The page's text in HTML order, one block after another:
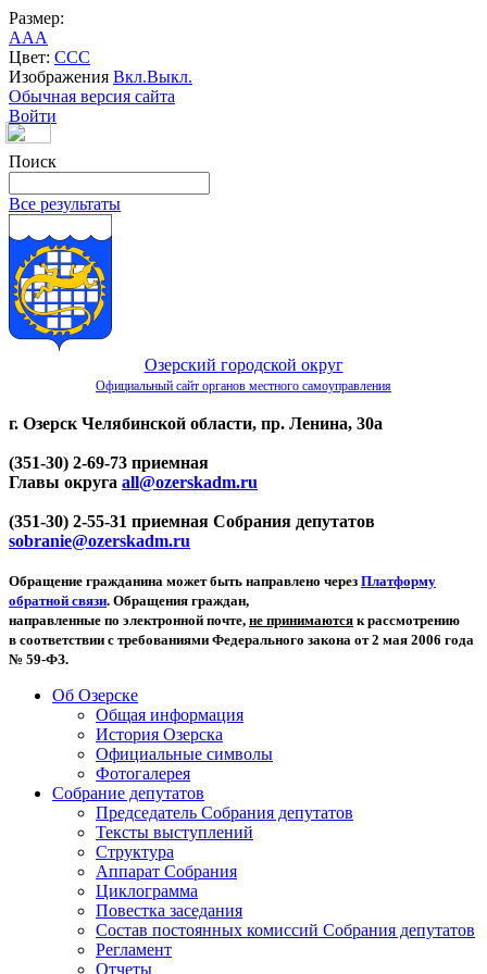
Размер:
AAA
Цвет: CCC
Изображения Вкл.Выкл.
Обычная версия сайта
Войти
Поиск
Все результаты
Озерский городской округ
Официальный сайт органов местного самоуправления
г. Озерск Челябинской области, пр. Ленина, 30а
(351-30) 2-69-73 приемная
Главы округа all@ozerskadm.ru
(351-30) 2-55-31 приемная Собрания депутатов
sobranie@ozerskadm.ru
Обращение гражданина может быть направлено через Платформу
обратной связи. Обращения граждан,
направленные по электронной почте, не принимаются к рассмотрению
в соответствии с требованиями Федерального закона от 2 мая 2006 года
№ 59-ФЗ.
Об Озерске
Общая информация
История Озерска
Официальные символы
Фотогалерея
Собрание депутатов
Председатель Собрания депутатов
Тексты выступлений
Структура
Аппарат Собрания
Циклограмма
Повестка заседания
Состав постоянных комиссий Собрания депутатов
Регламент
Отчеты